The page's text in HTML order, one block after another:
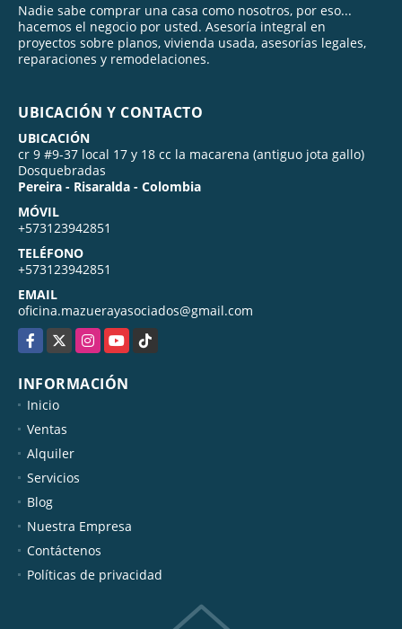
Nadie sabe comprar una casa como nosotros, por eso...
hacemos el negocio por usted. Asesoría integral en
proyectos sobre planos, vivienda usada, asesorías legales,
reparaciones y remodelaciones.
UBICACIÓN Y CONTACTO
UBICACIÓN
cr 9 #9-37 local 17 y 18 cc la macarena (antiguo jota gallo)
Dosquebradas
Pereira - Risaralda - Colombia
MÓVIL
+573123942851
TELÉFONO
+573123942851
EMAIL
oficina.mazuerayasociados@gmail.com
Facebook
X InstagramYouTubeTikTok
INFORMACIÓN
Inicio
Ventas
Alquiler
Servicios
Blog
Nuestra Empresa
Contáctenos
Políticas de privacidad